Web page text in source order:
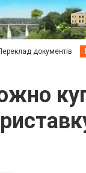
документів